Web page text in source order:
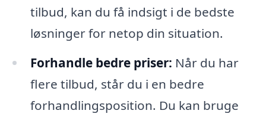
tilbud, kan du få indsigt i de bedste
løsninger for netop din situation.
Forhandle bedre priser: Når du har
flere tilbud, står du i en bedre
forhandlingsposition. Du kan bruge